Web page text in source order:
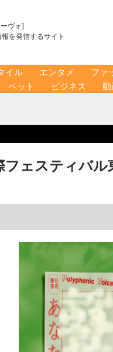
ヴォ]
を発信するサイト
イル エンタメ ファ
ペット ビジネス 動
ェスティバル